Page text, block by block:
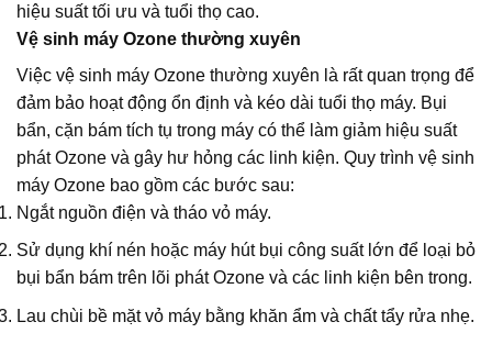
hiệu suất tối ưu và tuổi thọ cao.
Vệ sinh máy Ozone thường xuyên
Việc vệ sinh máy Ozone thường xuyên là rất quan trọng để
đảm bảo hoạt động ổn định và kéo dài tuổi thọ máy. Bụi
bẩn, cặn bám tích tụ trong máy có thể làm giảm hiệu suất
phát Ozone và gây hư hỏng các linh kiện. Quy trình vệ sinh
máy Ozone bao gồm các bước sau:
Ngắt nguồn điện và tháo vỏ máy.
Sử dụng khí nén hoặc máy hút bụi công suất lớn để loại bỏ
bụi bẩn bám trên lõi phát Ozone và các linh kiện bên trong.
Lau chùi bề mặt vỏ máy bằng khăn ẩm và chất tẩy rửa nhẹ.